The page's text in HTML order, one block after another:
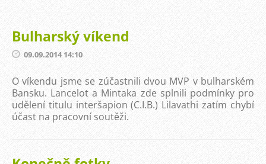
Bulharský víkend
09.09.2014 14:10
O víkendu jsme se zúčastnili dvou MVP v bulharském
Bansku. Lancelot a Mintaka zde splnili podmínky pro
udělení titulu interšapion (C.I.B.) Lilavathi zatím chybí
účast na pracovní soutěži.